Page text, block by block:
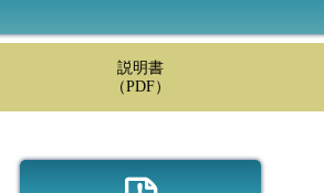
説明書
（PDF）